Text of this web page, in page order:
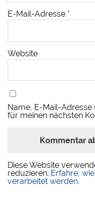
E-Mail-Adresse *
Website
Name, E-Mail-
für meinen nächsten
Diese Website
reduzieren. Erfahre,
verarbeitet werden.